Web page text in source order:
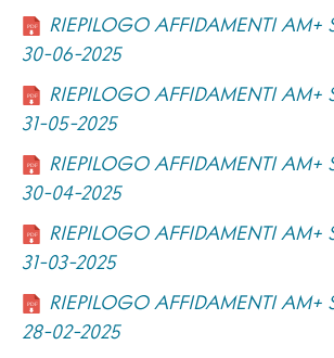
RIEPILOGO AFFIDAMENTI AM+
30-06-2025
RIEPILOGO AFFIDAMENTI AM+
31-05-2025
RIEPILOGO AFFIDAMENTI AM+
30-04-2025
RIEPILOGO AFFIDAMENTI AM+
31-03-2025
RIEPILOGO AFFIDAMENTI AM+
28-02-2025